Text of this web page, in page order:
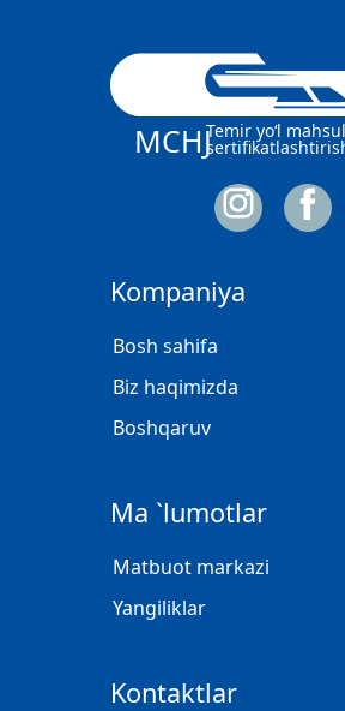
MCHJTemir yo‘l
Kompaniya
Bosh sahifa
Biz haqimizda
Boshqaruv
Ma `lumotlar
Matbuot markazi
Yangiliklar
Kontaktlar